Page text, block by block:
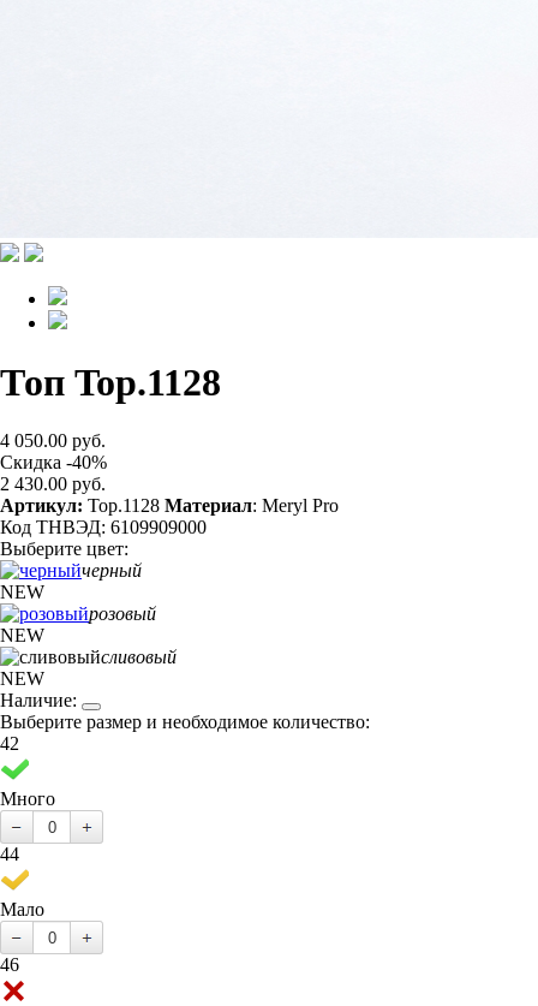
Топ Top.1128
4 050.00 руб.
Скидка -40%
2 430.00 руб.
Артикул: Top.1128 Материал: Meryl Pro
Код ТНВЭД: 6109909000
Выберите цвет:
черный
NEW
розовый
NEW
сливовый
NEW
Наличие:
Выберите размер и необходимое количество:
42
Много
44
Мало
46